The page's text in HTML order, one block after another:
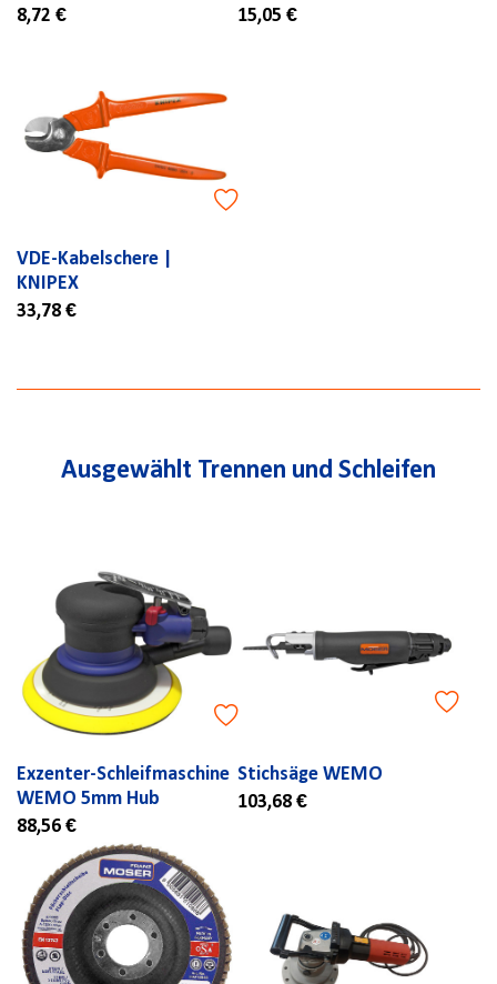
8,72 €
15,05 €
VDE-Kabelschere |
KNIPEX
33,78 €
Ausgewählt Trennen und Schleifen
Exzenter-Schleifmaschine
WEMO 5mm Hub
88,56 €
Stichsäge WEMO
103,68 €